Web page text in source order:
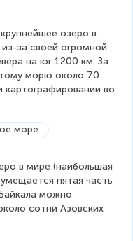
озеро в
за своей огромной
на юг 1200 км. За
морю около 70
картографировании во
в мире (наибольшая
пятая часть
можно
сотни Азовских